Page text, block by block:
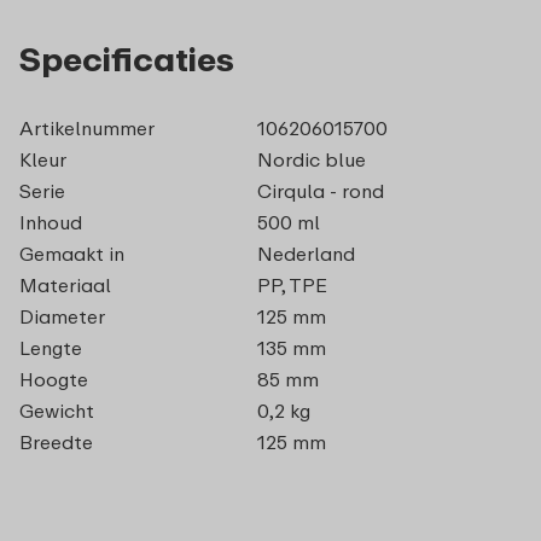
Specificaties
Artikelnummer
106206015700
Kleur
Nordic blue
Serie
Cirqula - rond
Inhoud
500 ml
Gemaakt in
Nederland
Materiaal
PP, TPE
Diameter
125 mm
Lengte
135 mm
Hoogte
85 mm
Gewicht
0,2 kg
Breedte
125 mm